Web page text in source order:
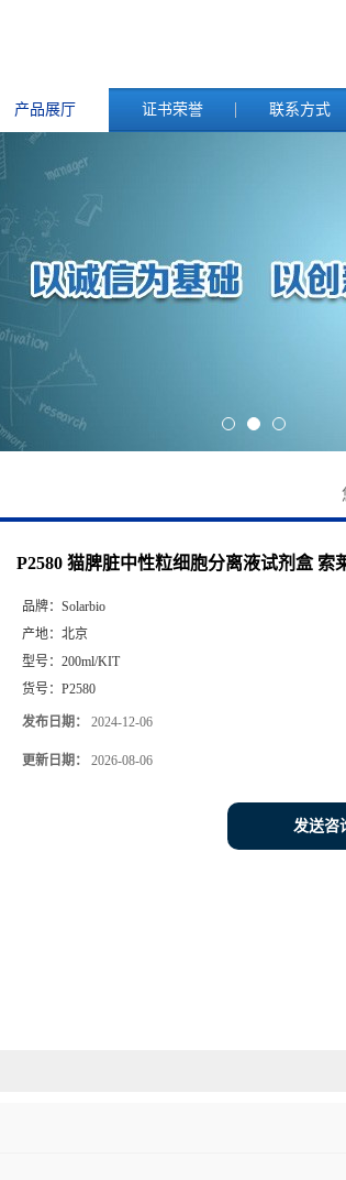
产品展厅 证书荣誉 联系方式
P2580 猫脾脏中性粒细胞分离液试剂盒 索
品牌： Solarbio
产地： 北京
型号： 200ml/KIT
货号： P2580
发布日期： 2024-12-06
更新日期： 2026-08-06
发送咨